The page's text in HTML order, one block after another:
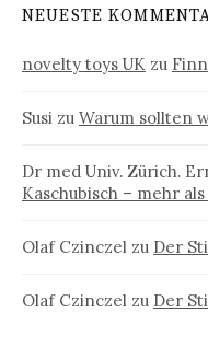
NEUESTE
novelty toys UK zu
Susi zu Warum sollten
Dr med Univ. Zürich.
Kaschubisch – mehr
Olaf Czinczel zu Der
Olaf Czinczel zu Der